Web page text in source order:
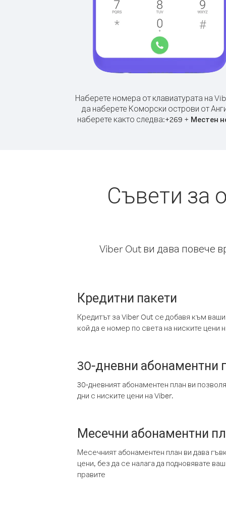
Наберете номера от клавиатурата на
да наберете Коморски острови от
наберете както следва:+269 + Местен
Съвети за
Viber Out ви дава повече
Кредитни пакети
Кредитът за Viber Out се добавя към
кой да е номер по света на ниските цени
30-дневни абонаментни
30-дневният абонаментен план ви
дни с ниските цени на Viber.
Месечни абонаментни
Месечният абонаментен план ви дава
цени, без да се налага да подновявате
правите